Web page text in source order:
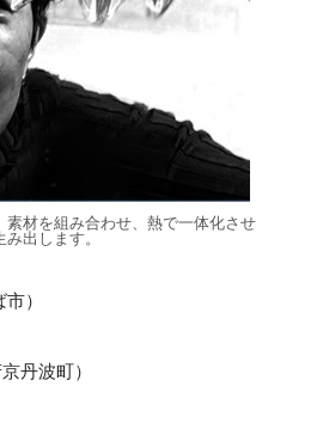
材を組み合わせ、熱で一体化させ
み出します。
）
丹波町）